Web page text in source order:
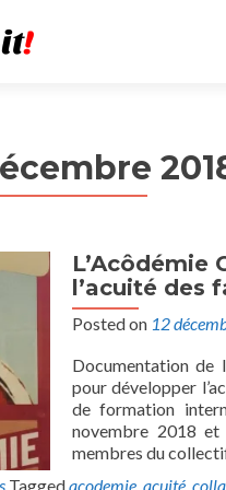
L’Acôdémie
l’acuité des
Posted on 12
Documentation de
pour développer
de formation
novembre 2018
membres du
Taggedacodemie acuité